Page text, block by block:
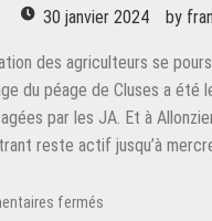
146
personnes
évacuées
30 janvier 2024 by
des agriculteurs se
du péage de Cluses a été
par les JA. Et à
reste actif jusqu’à
fermés